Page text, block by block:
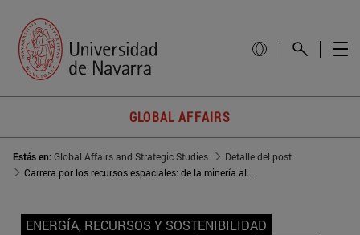
GLOBAL AFFAIRS
Estás en:Global Affairs and Strategic Studies
Detalle del post
Carrera por los recursos espaciales: de la minería al control de rutas
ENERGÍA, RECURSOS Y SOSTENIBILIDAD